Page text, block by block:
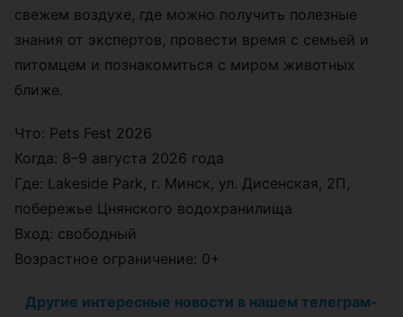
свежем воздухе, где можно получить полезные
знания от экспертов, провести время с семьей и
питомцем и познакомиться с миром животных
ближе.
Что: Pets Fest 2026
Когда: 8–9 августа 2026 года
Где: Lakeside Park, г. Минск, ул. Дисенская, 2П,
побережье Цнянского водохранилища
Вход: свободный
Возрастное ограничение: 0+
Другие интересные новости в нашем телеграм-